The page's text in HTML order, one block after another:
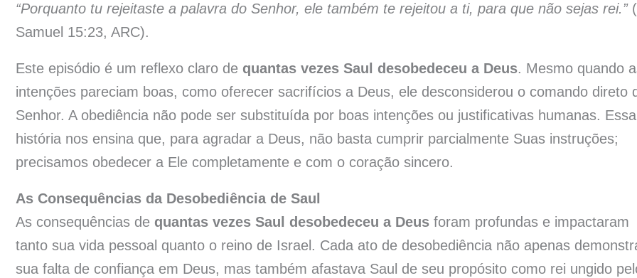
“Porquanto tu rejeitaste a palavra do Senhor, ele também te rejeitou a ti, para que não sejas rei.”
Samuel 15:23, ARC).
Este episódio é um reflexo claro de quantas vezes Saul desobedeceu a Deus. Mesmo quando
intenções pareciam boas, como oferecer sacrifícios a Deus, ele desconsiderou o comando direto
Senhor. A obediência não pode ser substituída por boas intenções ou justificativas humanas. Essa
história nos ensina que, para agradar a Deus, não basta cumprir parcialmente Suas instruções;
precisamos obedecer a Ele completamente e com o coração sincero.
As Consequências da Desobediência de Saul
As consequências de quantas vezes Saul desobedeceu a Deus foram profundas e impactaram
tanto sua vida pessoal quanto o reino de Israel. Cada ato de desobediência não apenas
sua falta de confiança em Deus, mas também afastava Saul de seu propósito como rei ungido